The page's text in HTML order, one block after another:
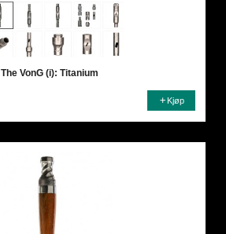
The VonG (i): Titanium
Kjøp